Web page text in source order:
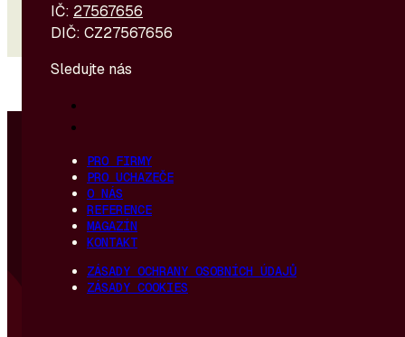
IČ: 27567656
DIČ: CZ27567656
Sledujte nás
PRO FIRMY
PRO UCHAZEČE
O NÁS
REFERENCE
MAGAZÍN
KONTAKT
ZÁSADY OCHRANY OSOBNÍCH ÚDAJŮ
ZÁSADY COOKIES
© 2026 - R4U s. r. o. | Vytvořeno a hostováno